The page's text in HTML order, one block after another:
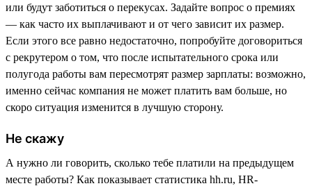
или будут заботиться о перекусах. Задайте вопрос о премиях
— как часто их выплачивают и от чего зависит их размер.
Если этого все равно недостаточно, попробуйте договориться
с рекрутером о том, что после испытательного срока или
полугода работы вам пересмотрят размер зарплаты: возможно,
именно сейчас компания не может платить вам больше, но
скоро ситуация изменится в лучшую сторону.
Не скажу
А нужно ли говорить, сколько тебе платили на предыдущем
месте работы? Как показывает статистика hh.ru, HR-